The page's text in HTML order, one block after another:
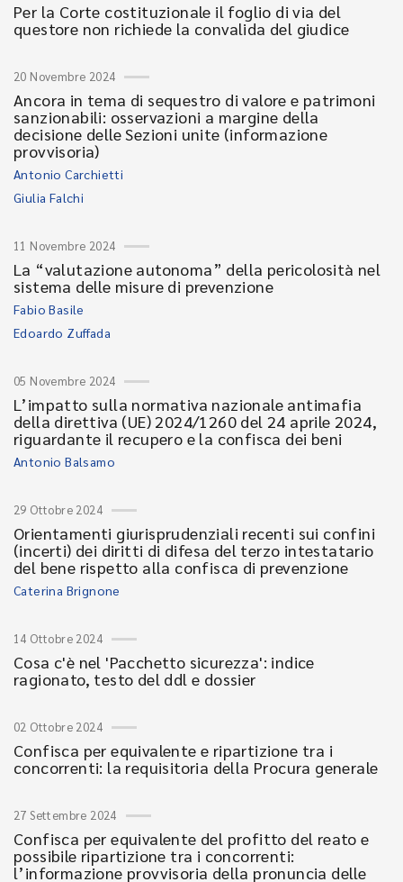
Per la Corte costituzionale il foglio di via del
questore non richiede la convalida del giudice
20 Novembre 2024
Ancora in tema di sequestro di valore e patrimoni
sanzionabili: osservazioni a margine della
decisione delle Sezioni unite (informazione
provvisoria)
Antonio Carchietti
Giulia Falchi
11 Novembre 2024
La “valutazione autonoma” della pericolosità nel
sistema delle misure di prevenzione
Fabio Basile
Edoardo Zuffada
05 Novembre 2024
L’impatto sulla normativa nazionale antimafia
della direttiva (UE) 2024/1260 del 24 aprile 2024,
riguardante il recupero e la confisca dei beni
Antonio Balsamo
29 Ottobre 2024
Orientamenti giurisprudenziali recenti sui confini
(incerti) dei diritti di difesa del terzo intestatario
del bene rispetto alla confisca di prevenzione
Caterina Brignone
14 Ottobre 2024
Cosa c'è nel 'Pacchetto sicurezza': indice
ragionato, testo del ddl e dossier
02 Ottobre 2024
Confisca per equivalente e ripartizione tra i
concorrenti: la requisitoria della Procura generale
27 Settembre 2024
Confisca per equivalente del profitto del reato e
possibile ripartizione tra i concorrenti:
l’informazione provvisoria della pronuncia delle